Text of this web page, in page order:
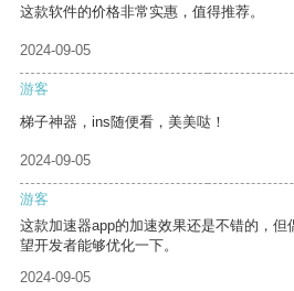
这款软件的价格非常实惠，值得推荐。
2024-09-05
游客
梯子神器，ins随便看，美美哒！
2024-09-05
游客
这款加速器app的加速效果还是不错的，
望开发者能够优化一下。
2024-09-05